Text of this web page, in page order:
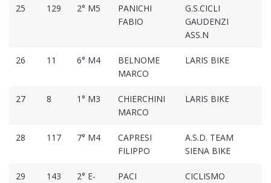
25 129 2° M5
PANICHI
FABIO
G.S.CICLI
GAUDENZI
ASS.N
26 11 6° M4
BELNOME
MARCO
LARIS BIKE
27 8 1° M3
CHIERCHINI
MARCO
LARIS BIKE
28 117 7° M4
CAPRESI
FILIPPO
A.S.D. TEAM
SIENA BIKE
29 143
2° E-
PACI
CICLISMO